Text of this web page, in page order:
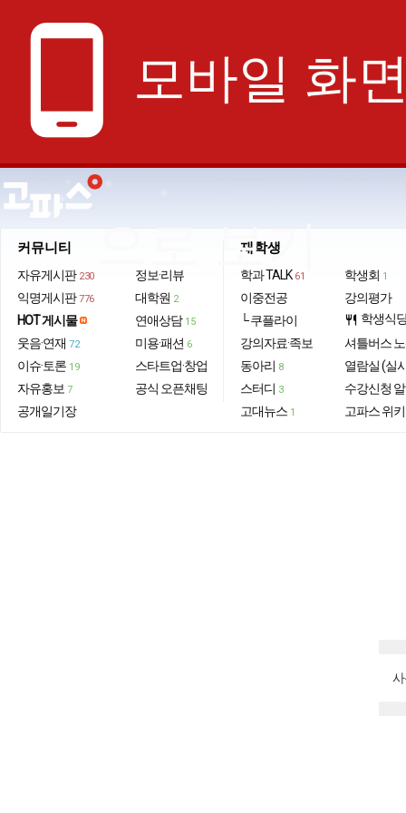
phone_android 모바일 화
으로 보기
커뮤니티
자유게시판 230
익명게시판 776
HOT 게시물
웃음·연재 72
이슈·토론 19
자유홍보 7
공개일기장
정보·리뷰
대학원 2
연애상담 15
미용·패션 6
스타트업·창업
공식 오픈채팅
재학생
학과 TALK 61
이중전공
└ 쿠플라이
강의자료·족보
동아리 8
스터디 3
고대뉴스 1
학생회 1
강의평가
restaurant 학생식
셔틀버스
열람실 (실
수강신청
고파스 위키